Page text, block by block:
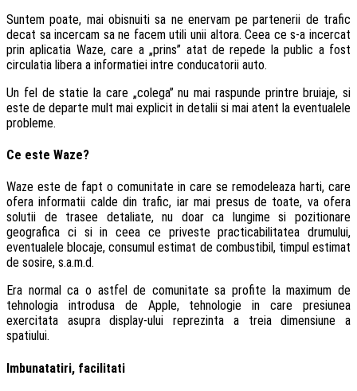
Suntem poate, mai obisnuiti sa ne enervam pe partenerii de trafic
decat sa incercam sa ne facem utili unii altora. Ceea ce s-a incercat
prin aplicatia Waze, care a „prins” atat de repede la public a fost
circulatia libera a informatiei intre conducatorii auto.
Un fel de statie la care „colega” nu mai raspunde printre bruiaje, si
este de departe mult mai explicit in detalii si mai atent la eventualele
probleme.
Ce este Waze?
Waze este de fapt o comunitate in care se remodeleaza harti, care
ofera informatii calde din trafic, iar mai presus de toate, va ofera
solutii de trasee detaliate, nu doar ca lungime si pozitionare
geografica ci si in ceea ce priveste practicabilitatea drumului,
eventualele blocaje, consumul estimat de combustibil, timpul estimat
de sosire, s.a.m.d.
Era normal ca o astfel de comunitate sa profite la maximum de
tehnologia introdusa de Apple, tehnologie in care presiunea
exercitata asupra display-ului reprezinta a treia dimensiune a
spatiului.
Imbunatatiri, facilitati